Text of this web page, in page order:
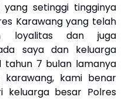
yang setinggi tingginya
Karawang yang telah
loyalitas dan juga
saya dan keluarga
tahun 7 bulan lamanya
karawang, kami benar
keluarga besar Polres